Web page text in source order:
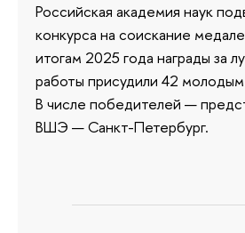
Российская академия наук
конкурса на соискание
итогам 2025 года награды за
работы присудили 42
В числе победителей —
ВШЭ — Санкт-Петербург.